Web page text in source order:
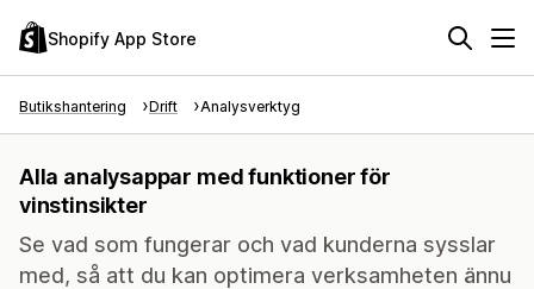
Shopify App Store
Butikshantering Drift Analysverktyg
Alla analysappar med funktioner för
vinstinsikter
Se vad som fungerar och vad kunderna sysslar
med, så att du kan optimera verksamheten ännu